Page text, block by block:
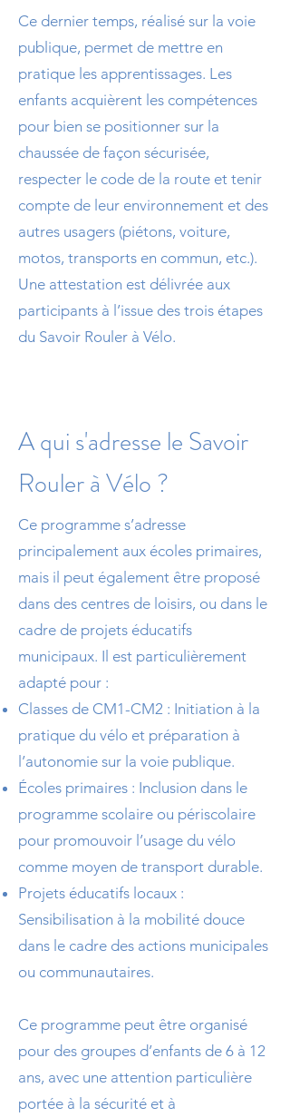
Ce dernier temps, réalisé sur la voie
publique, permet de mettre en
pratique les apprentissages. Les
enfants acquièrent les compétences
pour bien se positionner sur la
chaussée de façon sécurisée,
respecter le code de la route et tenir
compte de leur environnement et des
autres usagers (piétons, voiture,
motos, transports en commun, etc.).
Une attestation est délivrée aux
participants à l’issue des trois étapes
du Savoir Rouler à Vélo.
A qui s'adresse le Savoir
Rouler à Vélo ?
Ce programme s’adresse
principalement aux écoles primaires,
mais il peut également être proposé
dans des centres de loisirs, ou dans le
cadre de projets éducatifs
municipaux. Il est particulièrement
adapté pour :
Classes de CM1-CM2 : Initiation à la
pratique du vélo et préparation à
l’autonomie sur la voie publique.
Écoles primaires : Inclusion dans le
programme scolaire ou périscolaire
pour promouvoir l’usage du vélo
comme moyen de transport durable.
Projets éducatifs locaux :
Sensibilisation à la mobilité douce
dans le cadre des actions municipales
ou communautaires.
Ce programme peut être organisé
pour des groupes d’enfants de 6 à 12
ans, avec une attention particulière
portée à la sécurité et à